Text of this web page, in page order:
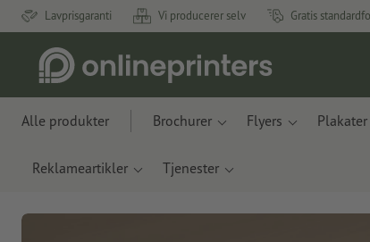
Lavprisgaranti Vi producerer selv Gratis
Alle produkter Brochurer Flyers Plakater
Reklameartikler Tjenester